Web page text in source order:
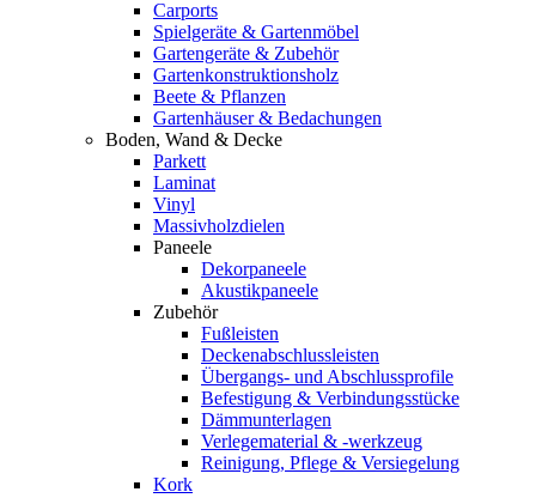
Carports
Spielgeräte & Gartenmöbel
Gartengeräte & Zubehör
Gartenkonstruktionsholz
Beete & Pflanzen
Gartenhäuser & Bedachungen
Boden, Wand & Decke
Parkett
Laminat
Vinyl
Massivholzdielen
Paneele
Dekorpaneele
Akustikpaneele
Zubehör
Fußleisten
Deckenabschlussleisten
Übergangs- und Abschlussprofile
Befestigung & Verbindungsstücke
Dämmunterlagen
Verlegematerial & -werkzeug
Reinigung, Pflege & Versiegelung
Kork